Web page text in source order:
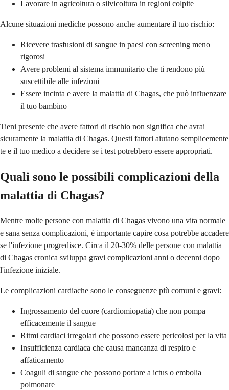
Lavorare in agricoltura o silvicoltura in regioni colpite
Alcune situazioni mediche possono anche aumentare il tuo rischio:
Ricevere trasfusioni di sangue in paesi con screening meno
rigorosi
Avere problemi al sistema immunitario che ti rendono più
suscettibile alle infezioni
Essere incinta e avere la malattia di Chagas, che può influenzare
il tuo bambino
Tieni presente che avere fattori di rischio non significa che avrai
sicuramente la malattia di Chagas. Questi fattori aiutano semplicemente
te e il tuo medico a decidere se i test potrebbero essere appropriati.
Quali sono le possibili complicazioni della
malattia di Chagas?
Mentre molte persone con malattia di Chagas vivono una vita normale
e sana senza complicazioni, è importante capire cosa potrebbe accadere
se l'infezione progredisce. Circa il 20-30% delle persone con malattia
di Chagas cronica sviluppa gravi complicazioni anni o decenni dopo
l'infezione iniziale.
Le complicazioni cardiache sono le conseguenze più comuni e gravi:
Ingrossamento del cuore (cardiomiopatia) che non pompa
efficacemente il sangue
Ritmi cardiaci irregolari che possono essere pericolosi per la vita
Insufficienza cardiaca che causa mancanza di respiro e
affaticamento
Coaguli di sangue che possono portare a ictus o embolia
polmonare